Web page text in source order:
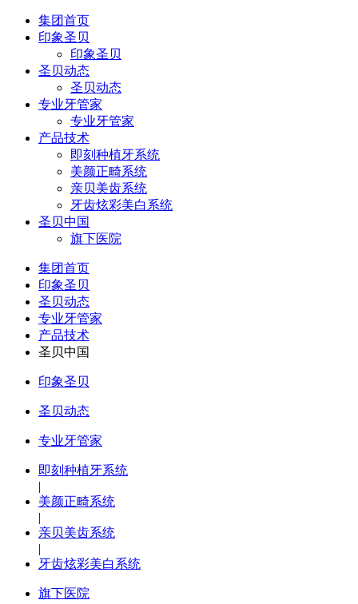
集团首页
印象圣贝
印象圣贝
圣贝动态
圣贝动态
专业牙管家
专业牙管家
产品技术
即刻种植牙系统
美颜正畸系统
亲贝美齿系统
牙齿炫彩美白系统
圣贝中国
旗下医院
集团首页
印象圣贝
圣贝动态
专业牙管家
产品技术
圣贝中国
印象圣贝
圣贝动态
专业牙管家
即刻种植牙系统
|
美颜正畸系统
|
亲贝美齿系统
|
牙齿炫彩美白系统
旗下医院